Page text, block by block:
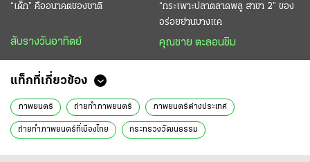
“เด็ก” คืออนาคตของชาติ
สับรางวันอาทิตย์
“กระเพาะปลาตลาดพลู สาขา 2” ของ
อร่อยย่านบางแค
คุณชาย ตะลอนชิม
แท็กที่เกี่ยวข้อง
ภาพยนตร์ ถ่ายทำภาพยนตร์ ภาพยนตร์ต่างประเทศ
ถ่ายทำภาพยนตร์ที่เมืองไทย กระทรวงวัฒนธรรม